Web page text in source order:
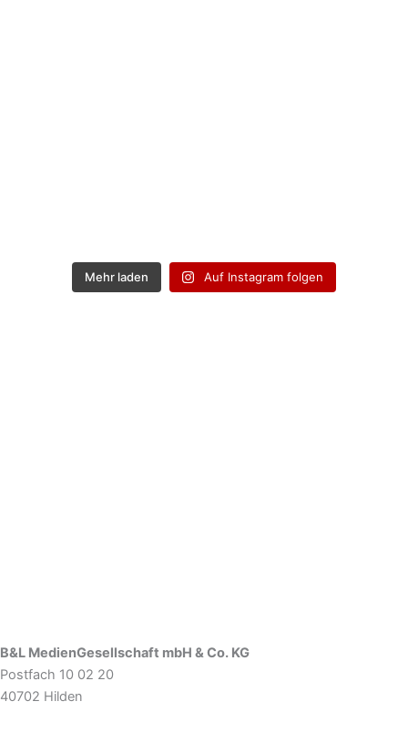
Mehr laden Auf Instagram folgen
B&L MedienGesellschaft mbH & Co. KG
Postfach 10 02 20
40702 Hilden